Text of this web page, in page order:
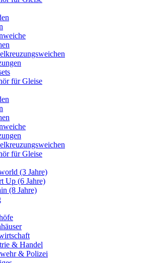
für Gleise
für Gleise
(3 Jahre)
Up (6 Jahre)
(8 Jahre)
& Handel
& Polizei